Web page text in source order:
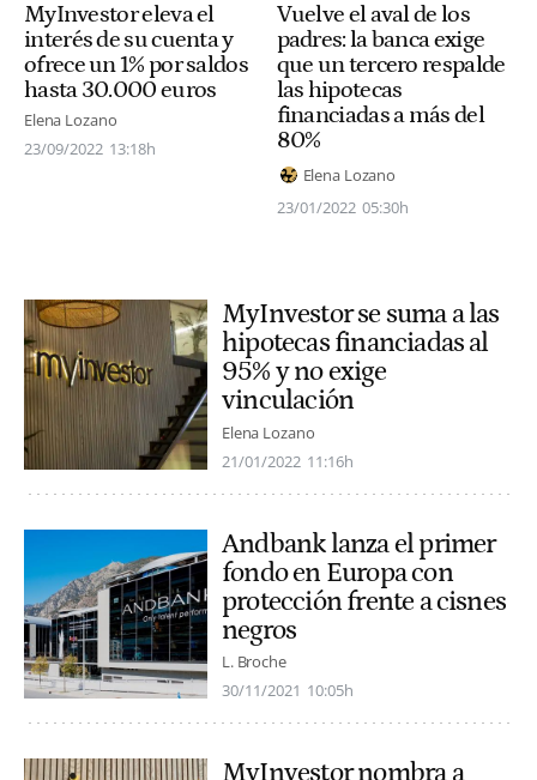
MyInvestor eleva el
interés de su cuenta y
ofrece un 1% por saldos
hasta 30.000 euros
Elena Lozano
23/09/2022 13:18h
Vuelve el aval de los
padres: la banca exige
que un tercero respalde
las hipotecas
financiadas a más del
80%
Elena Lozano
23/01/2022 05:30h
MyInvestor se suma a las
hipotecas financiadas al
95% y no exige
vinculación
Elena Lozano
21/01/2022 11:16h
Andbank lanza el primer
fondo en Europa con
protección frente a cisnes
negros
L. Broche
30/11/2021 10:05h
MyInvestor nombra a